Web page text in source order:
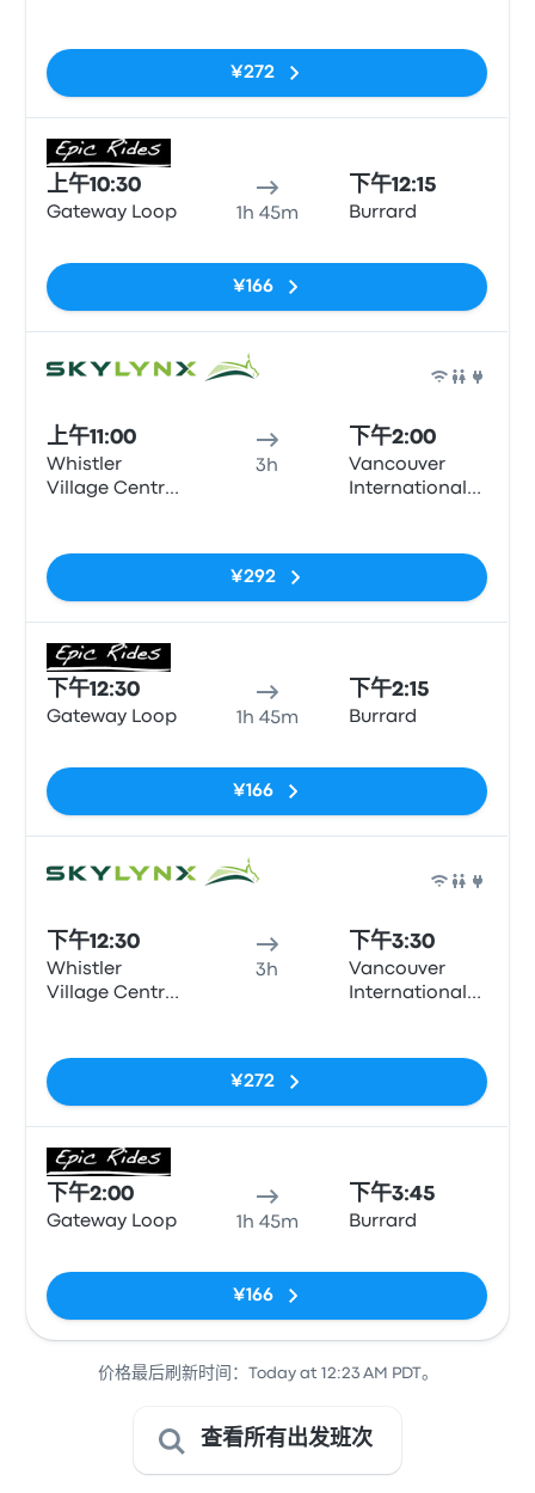
¥272
上午10:30
Gateway Loop 1h 45m
下午12:15
Burrard
¥166
上午11:00
Whistler
Village Centre
3h
下午2:00
Vancouver
International
¥292
下午12:30
Gateway Loop 1h 45m
下午2:15
Burrard
¥166
下午12:30
Whistler
Village Centre
3h
下午3:30
Vancouver
International
¥272
下午2:00
Gateway Loop 1h 45m
下午3:45
Burrard
¥166
价格最后刷新时间：Today at 12:23 AM PDT。
查看所有出发班次